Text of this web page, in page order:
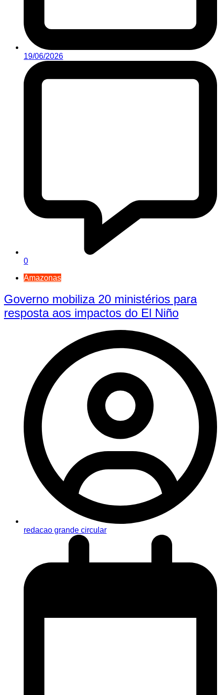
19/06/2026
0
Amazonas
Governo mobiliza 20 ministérios para
resposta aos impactos do El Niño
redacao grande circular